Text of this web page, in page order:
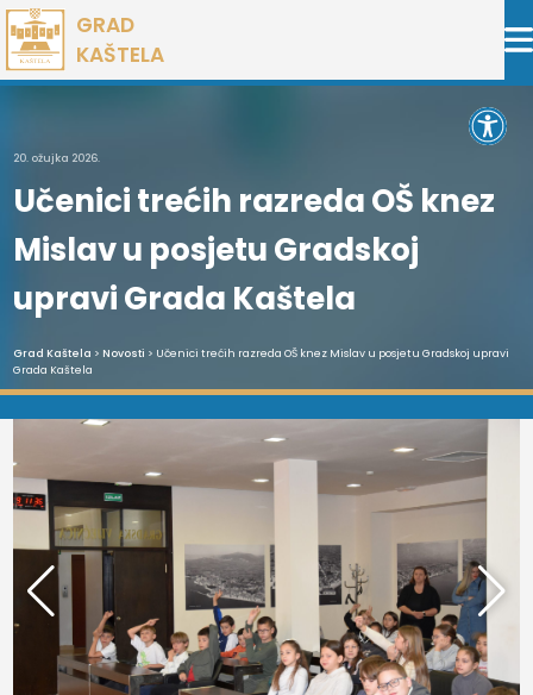
Preskoči
na
sadržaj
GRAD
KAŠTELA
20. ožujka 2026.
Učenici trećih razreda OŠ knez
Mislav u posjetu Gradskoj
upravi Grada Kaštela
Grad Kaštela > Novosti > Učenici trećih razreda OŠ knez Mislav u posjetu Gradskoj upravi
Grada Kaštela